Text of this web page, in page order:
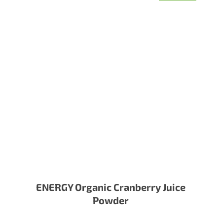
ENERGY Organic Cranberry Juice
Powder